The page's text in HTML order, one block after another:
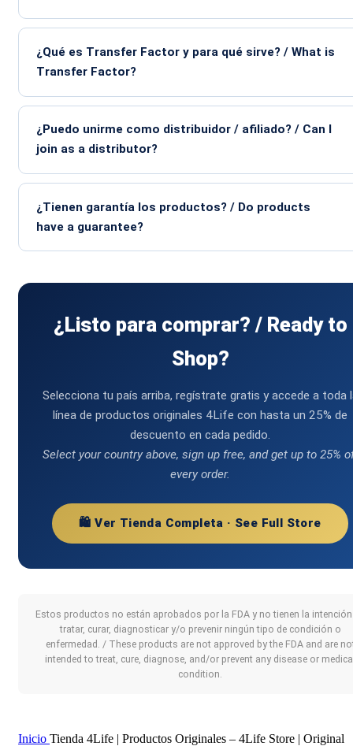
¿Qué es Transfer Factor y para qué sirve? / What is
Transfer Factor?
¿Puedo unirme como distribuidor / afiliado? / Can I
join as a distributor?
¿Tienen garantía los productos? / Do products
have a guarantee?
¿Listo para comprar? / Ready to
Shop?
Selecciona tu país arriba, regístrate gratis y accede a toda
línea de productos originales 4Life con hasta un 25% de
descuento en cada pedido.
Select your country above, sign up free, and get up to 25%
every order.
🛍️ Ver Tienda Completa · See Full Store
Estos productos no están aprobados por la FDA y no tienen la intención
tratar, curar, diagnosticar y/o prevenir ningún tipo de condición o
enfermedad. / These products are not approved by the FDA and are
intended to treat, cure, diagnose, and/or prevent any disease or
condition.
Inicio Tienda 4Life | Productos Originales – 4Life Store | Original